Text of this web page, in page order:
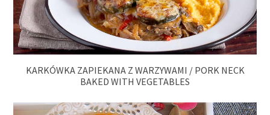
KARKÓWKA ZAPIEKANA Z WARZYWAMI / PORK NECK
BAKED WITH VEGETABLES